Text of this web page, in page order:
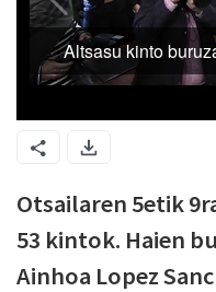
Otsailaren 5etik
53 kintok. Haien
Ainhoa Lopez